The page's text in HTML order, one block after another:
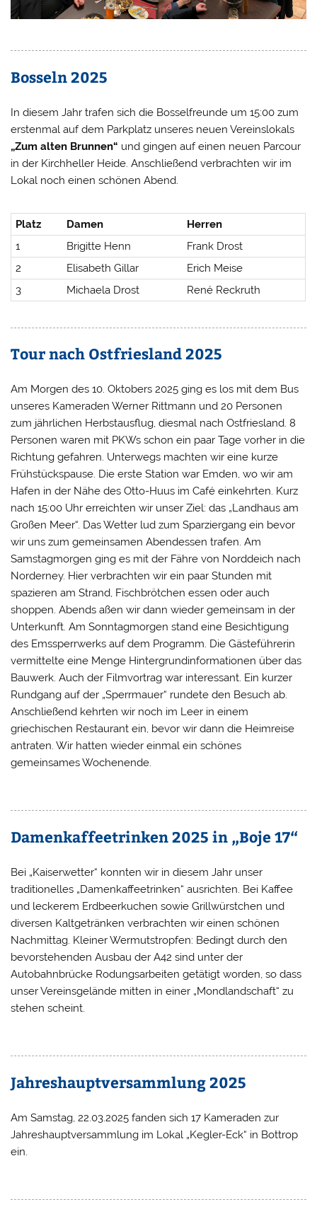
Bosseln 2025
In diesem Jahr trafen sich die Bosselfreunde um 15:00 zum
erstenmal auf dem Parkplatz unseres neuen Vereinslokals
„Zum alten Brunnen“ und gingen auf einen neuen Parcour
in der Kirchheller Heide. Anschließend verbrachten wir im
Lokal noch einen schönen Abend.
Platz Damen
Herren
1
Brigitte Henn
Frank Drost
2
Elisabeth Gillar
Erich Meise
3
Michaela Drost René Reckruth
Tour nach Ostfriesland 2025
Am Morgen des 10. Oktobers 2025 ging es los mit dem Bus
unseres Kameraden Werner Rittmann und 20 Personen
zum jährlichen Herbstausflug, diesmal nach Ostfriesland. 8
Personen waren mit PKWs schon ein paar Tage vorher in die
Richtung gefahren. Unterwegs machten wir eine kurze
Frühstückspause. Die erste Station war Emden, wo wir am
Hafen in der Nähe des Otto-Huus im Café einkehrten. Kurz
nach 15:00 Uhr erreichten wir unser Ziel: das „Landhaus am
Großen Meer“. Das Wetter lud zum Sparziergang ein bevor
wir uns zum gemeinsamen Abendessen trafen. Am
Samstagmorgen ging es mit der Fähre von Norddeich nach
Norderney. Hier verbrachten wir ein paar Stunden mit
spazieren am Strand, Fischbrötchen essen oder auch
shoppen. Abends aßen wir dann wieder gemeinsam in der
Unterkunft. Am Sonntagmorgen stand eine Besichtigung
des Emssperrwerks auf dem Programm. Die Gästeführerin
vermittelte eine Menge Hintergrundinformationen über das
Bauwerk. Auch der Filmvortrag war interessant. Ein kurzer
Rundgang auf der „Sperrmauer“ rundete den Besuch ab.
Anschließend kehrten wir noch im Leer in einem
griechischen Restaurant ein, bevor wir dann die Heimreise
antraten. Wir hatten wieder einmal ein schönes
gemeinsames Wochenende.
Damenkaffeetrinken 2025 in „Boje 17“
Bei „Kaiserwetter“ konnten wir in diesem Jahr unser
traditionelles „Damenkaffeetrinken“ ausrichten. Bei Kaffee
und leckerem Erdbeerkuchen sowie Grillwürstchen und
diversen Kaltgetränken verbrachten wir einen schönen
Nachmittag. Kleiner Wermutstropfen: Bedingt durch den
bevorstehenden Ausbau der A42 sind unter der
Autobahnbrücke Rodungsarbeiten getätigt worden, so dass
unser Vereinsgelände mitten in einer „Mondlandschaft“ zu
stehen scheint.
Jahreshauptversammlung 2025
Am Samstag, 22.03.2025 fanden sich 17 Kameraden zur
Jahreshauptversammlung im Lokal „Kegler-Eck“ in Bottrop
ein.